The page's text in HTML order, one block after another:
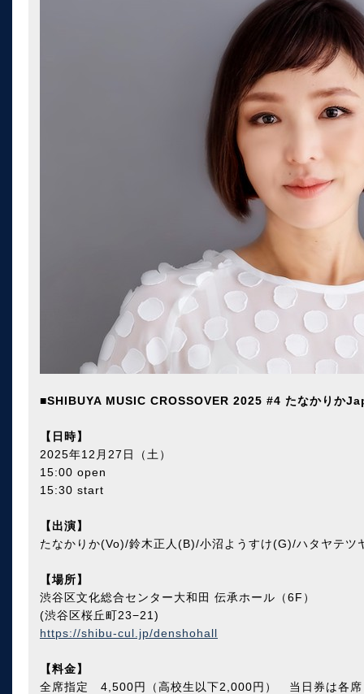
■SHIBUYA MUSIC CROSSOVER 2025 #4 たなかりか
【日時】
2025年12月27日（土）
15:00 open
15:30 start
【出演】
たなかりか(Vo)/鈴木正人(B)/小沼ようすけ(G)/ハタヤテツ
【場所】
渋谷区文化総合センター大和田 伝承ホール（6F）
(渋谷区桜丘町23−21)
https://shibu-cul.jp/denshohall
【料金】
全席指定 4,500円（高校生以下2,000円） 当日券は各席